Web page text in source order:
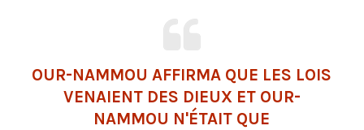
OUR-NAMMOU AFFIRMA QUE LES LOIS
VENAIENT DES DIEUX ET OUR-
NAMMOU N'ÉTAIT QUE